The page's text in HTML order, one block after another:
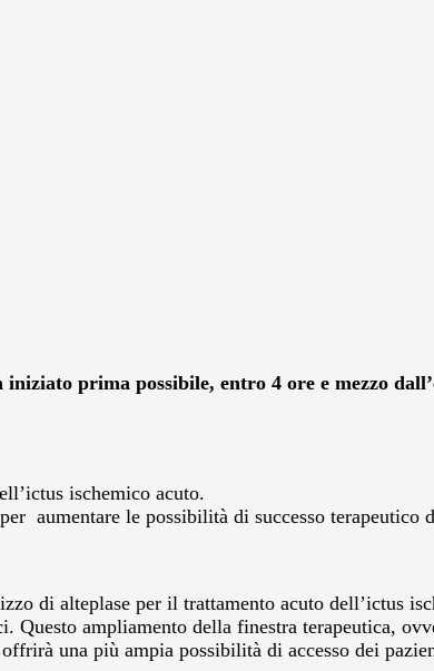
prima possibile, entro 4 ore e mezzo
ischemico acuto.
aumentare le possibilità di successo terapeutico
di alteplase per il trattamento acuto dell’ictus
ampliamento della finestra terapeutica,
una più ampia possibilità di accesso dei